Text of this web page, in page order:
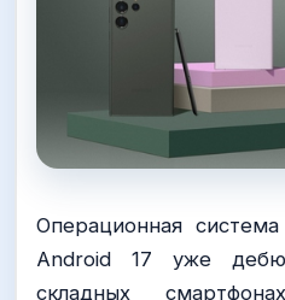
Операционная
Android 17 уже
складных